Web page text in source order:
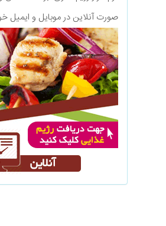
صورت آنلاین در موبایل و ایمیل